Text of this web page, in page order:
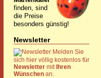
finden, sind
die Preise
besonders günstig!
Newsletter
Melden Sie
sich hier völlig kostenlos für
Newsletter mit Ihren
Wünschen an.